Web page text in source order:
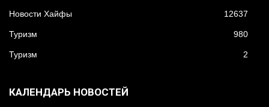
Новости Хайфы 12637
Туризм 980
Туризм 2
КАЛЕНДАРЬ НОВОСТЕЙ